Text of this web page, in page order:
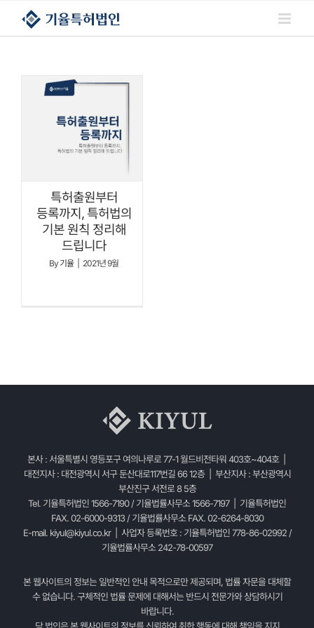
콘텐츠로
건너뛰기
특허출원부터
등록까지, 특허법의
기본 원칙 정리해
드립니다
By기율 2021년 9월
본사 : 서울특별시 영등포구 여의나루로 77-1 월드비전타워 403호~404호 |
대전지사 : 대전광역시 서구 둔산대로117번길 66 12층 | 부산지사 : 부산광역시
부산진구 서전로 8 5층
Tel. 기율특허법인 1566-7190 / 기율법률사무소 1566-7197 | 기율특허법인
FAX. 02-6000-9313 / 기율법률사무소 FAX. 02-6264-8030
E-mail. kiyul@kiyul.co.kr| 사업자 등록번호 : 기율특허법인 778-86-02992 /
기율법률사무소 242-78-00597
본 웹사이트의 정보는 일반적인 안내 목적으로만 제공되며, 법률 자문을 대체할
수 없습니다. 구체적인 법률 문제에 대해서는 반드시 전문가와 상담하시기
바랍니다.